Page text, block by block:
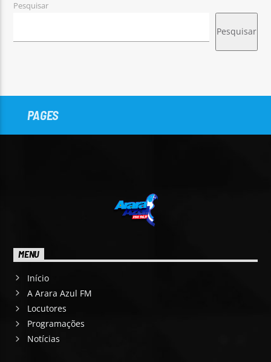
Pesquisar
Pesquisar
PAGES
MENU
Início
A Arara Azul FM
Locutores
Programações
Notícias